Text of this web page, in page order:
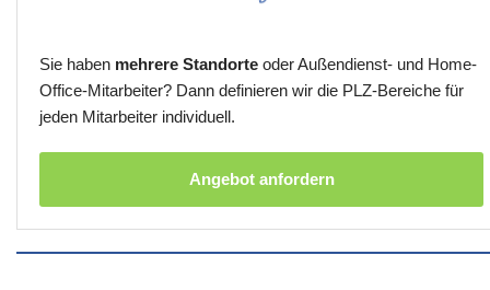
Sie haben mehrere Standorte oder Außendienst- und Home-
Office-Mitarbeiter? Dann definieren wir die PLZ-Bereiche für
jeden Mitarbeiter individuell.
Angebot anfordern